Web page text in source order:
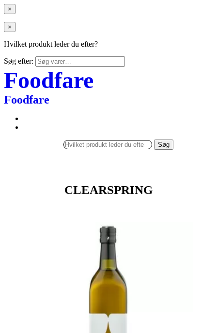
×
×
Hvilket produkt leder du efter?
Søg efter:
Foodfare
Foodfare
Søg
CLEARSPRING